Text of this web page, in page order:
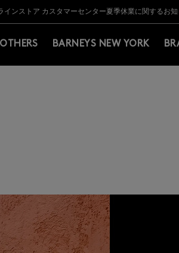
＞会員のお客様は11,000円（税込）以上のお買
【夏季休業に伴う出荷一時停止のお知らせ】
インストア カスタマーセンター夏季休業に関するお
夏季休業に伴う返品・交換承り一時停止のお知らせ
熊本県を中心とした地震の影響によるお荷物のお届
【開催中】SUMMER SALEのご案内・ご注意
＞会員のお客様は11,000円（税込）以上のお買
【夏季休業に伴う出荷一時停止のお知らせ】
BARNEYS NEW YORK